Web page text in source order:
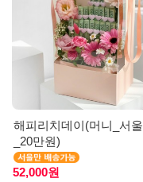
해피리치데이(머니_서울
_20만원)
52,000원